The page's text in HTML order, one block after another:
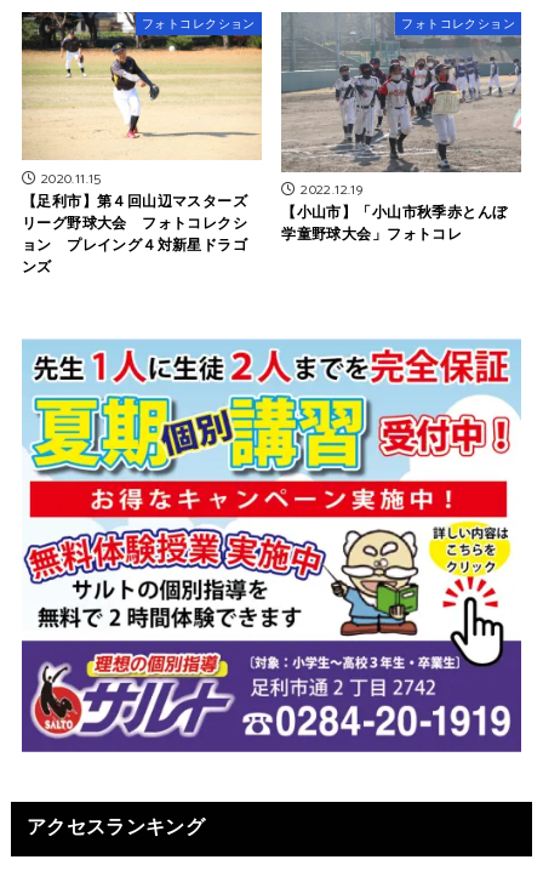
フォトコレクション
2020.11.15
【足利市】第４回山辺マスターズ
リーグ野球大会 フォトコレクシ
ョン プレイング４対新星ドラゴ
ンズ
フォトコレクション
2022.12.19
【小山市】「小山市秋季赤とんぼ
学童野球大会」フォトコレ
アクセスランキング